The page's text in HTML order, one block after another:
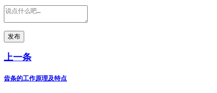
发布
上一条
齿条的工作原理及特点